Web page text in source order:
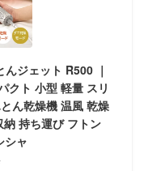
んジェット R500 ｜
クト 小型 軽量 スリ
ん乾燥機 温風 乾燥
持ち運び フトン
シャ